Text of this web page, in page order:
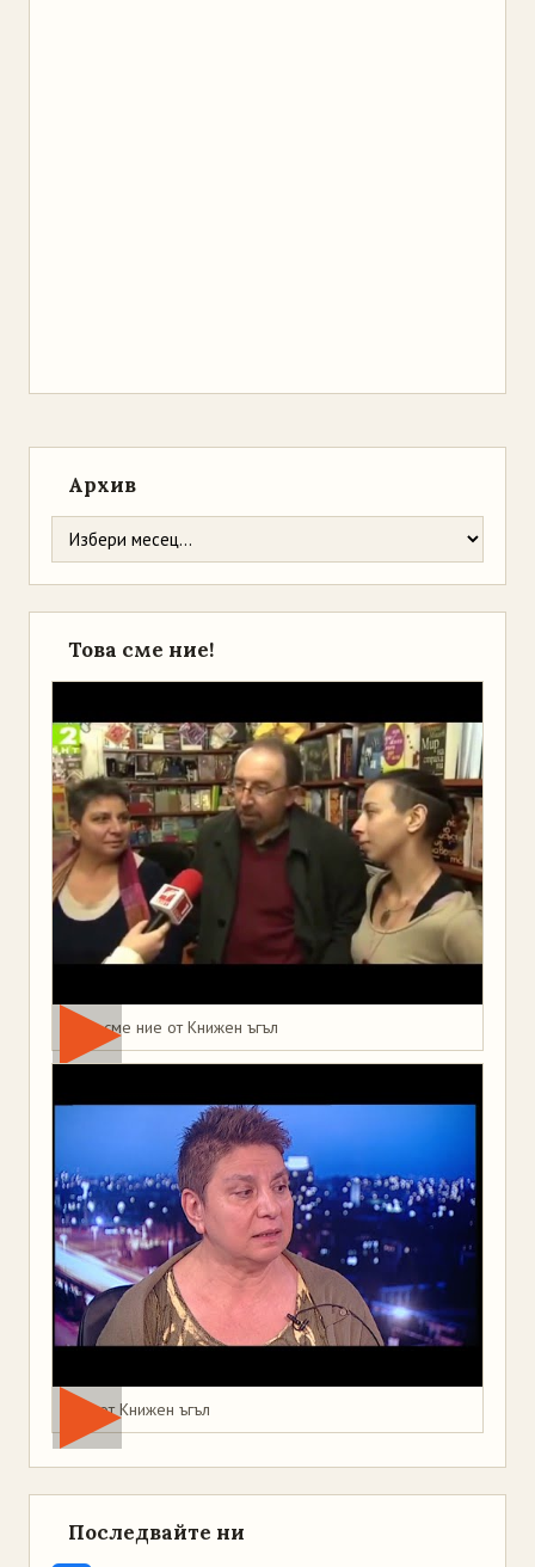
Архив
Това сме ние!
Това сме ние от Книжен ъгъл
Мая от Книжен ъгъл
Последвайте ни